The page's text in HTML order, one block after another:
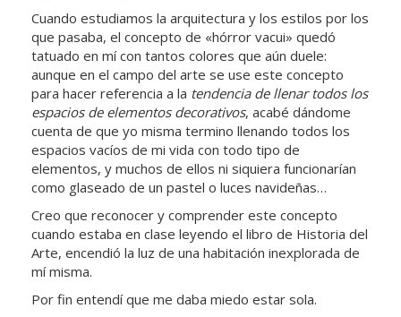
Cuando estudiamos la arquitectura y los estilos por los
que pasaba, el concepto de «hórror vacui» quedó
tatuado en mí con tantos colores que aún duele:
aunque en el campo del arte se use este concepto
para hacer referencia a la tendencia de llenar todos los
espacios de elementos decorativos, acabé dándome
cuenta de que yo misma termino llenando todos los
espacios vacíos de mi vida con todo tipo de
elementos, y muchos de ellos ni siquiera funcionarían
como glaseado de un pastel o luces navideñas…
Creo que reconocer y comprender este concepto
cuando estaba en clase leyendo el libro de Historia del
Arte, encendió la luz de una habitación inexplorada de
mí misma.
Por fin entendí que me daba miedo estar sola.